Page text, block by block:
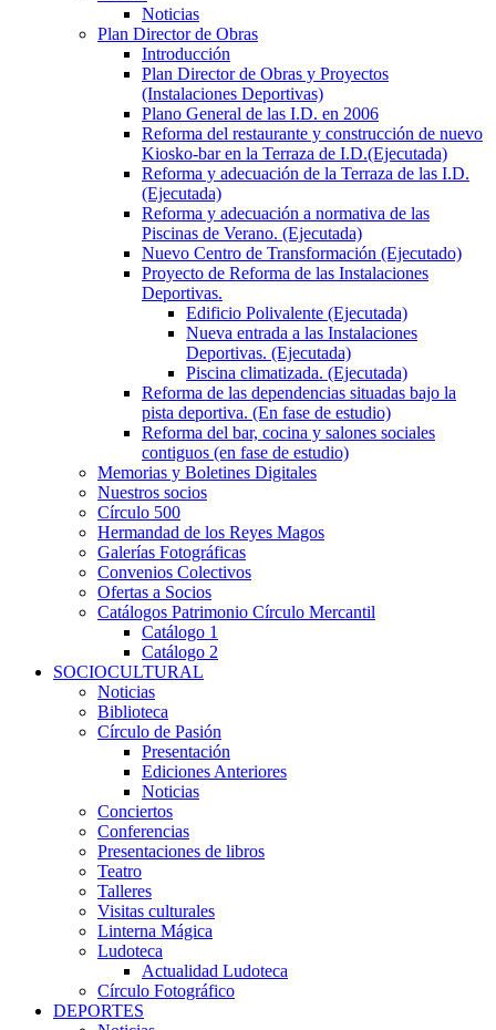
Noticias
Plan Director de Obras
Introducción
Plan Director de Obras y Proyectos
(Instalaciones Deportivas)
Plano General de las I.D. en 2006
Reforma del restaurante y construcción de nuevo
Kiosko-bar en la Terraza de I.D.(Ejecutada)
Reforma y adecuación de la Terraza de las I.D.
(Ejecutada)
Reforma y adecuación a normativa de las
Piscinas de Verano. (Ejecutada)
Nuevo Centro de Transformación (Ejecutado)
Proyecto de Reforma de las Instalaciones
Deportivas.
Edificio Polivalente (Ejecutada)
Nueva entrada a las Instalaciones
Deportivas. (Ejecutada)
Piscina climatizada. (Ejecutada)
Reforma de las dependencias situadas bajo la
pista deportiva. (En fase de estudio)
Reforma del bar, cocina y salones sociales
contiguos (en fase de estudio)
Memorias y Boletines Digitales
Nuestros socios
Círculo 500
Hermandad de los Reyes Magos
Galerías Fotográficas
Convenios Colectivos
Ofertas a Socios
Catálogos Patrimonio Círculo Mercantil
Catálogo 1
Catálogo 2
SOCIOCULTURAL
Noticias
Biblioteca
Círculo de Pasión
Presentación
Ediciones Anteriores
Noticias
Conciertos
Conferencias
Presentaciones de libros
Teatro
Talleres
Visitas culturales
Linterna Mágica
Ludoteca
Actualidad Ludoteca
Círculo Fotográfico
DEPORTES